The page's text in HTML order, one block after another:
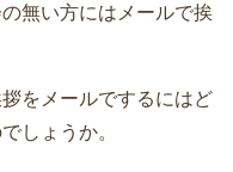
無い方にはメールで挨
をメールでするにはど
しょうか。